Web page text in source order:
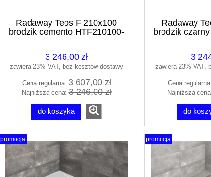
Radaway Teos F 210x100
brodzik cemento HTF210100-
3 246,00 zł
zawiera 23% VAT, bez kosztów dostawy
Cena regularna:3 607,00 zł
Najniższa cena:3 246,00 zł
do koszyka
Radaway
brodzik
3
zawiera 23% VAT,
Cena
Najniższa
do
promocja promocja